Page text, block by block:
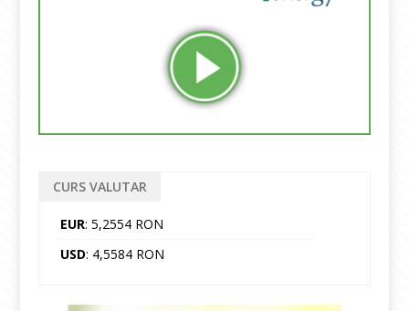
CURS VALUTAR
EUR: 5,2554 RON
USD: 4,5584 RON